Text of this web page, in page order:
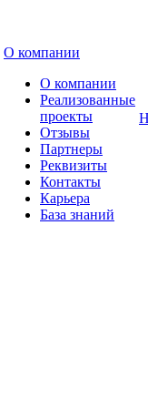
О компании
О компании
Реализованные
проекты
Отзывы
Партнеры
Реквизиты
Контакты
Карьера
База знаний